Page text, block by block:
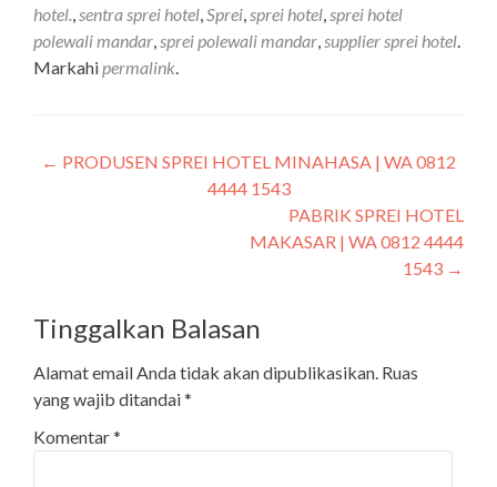
hotel.,sentra sprei hotel,Sprei,sprei hotel,sprei hotel
polewali mandar,sprei polewali mandar,supplier sprei hotel.
Markahipermalink.
← PRODUSEN SPREI HOTEL MINAHASA | WA 0812
4444 1543
PABRIK SPREI HOTEL
MAKASAR | WA 0812 4444
1543 →
Tinggalkan Balasan
Alamat email Anda tidak akan dipublikasikan. Ruas
yang wajib ditandai*
Komentar*